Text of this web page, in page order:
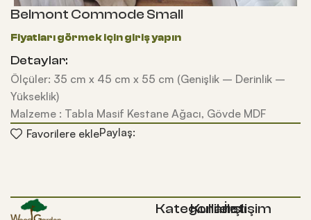
Belmont Commode Small
Detaylar:
Ölçüler: 35 cm x 45 cm x 55 cm (Genişlik – Derinlik –
Yükseklik)
Malzeme : Tabla Masif Kestane Ağacı, Gövde MDF
Favorilere eklePaylaş:
Kategoriler
Kullanışlıİletişim